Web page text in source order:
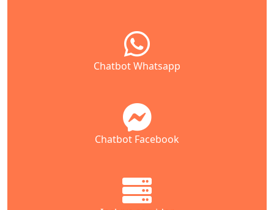
Chatbot Whatsapp
Chatbot Facebook